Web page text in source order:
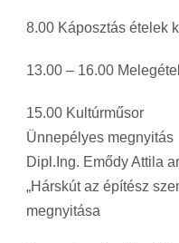
8.00 Káposztás ételek
13.00 – 16.00
15.00 Kultúrműsor
Ünnepélyes megnyitás
Dipl.Ing. Emődy Attila
„Hárskút az építész
megnyitása